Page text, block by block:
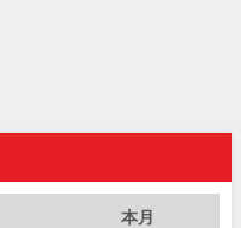
本月